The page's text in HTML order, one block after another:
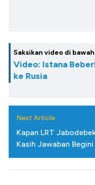
Saksikan video di
Video: Istana
ke Rusia
Next Article
Kapan LRT
Kasih Jawaban Begini